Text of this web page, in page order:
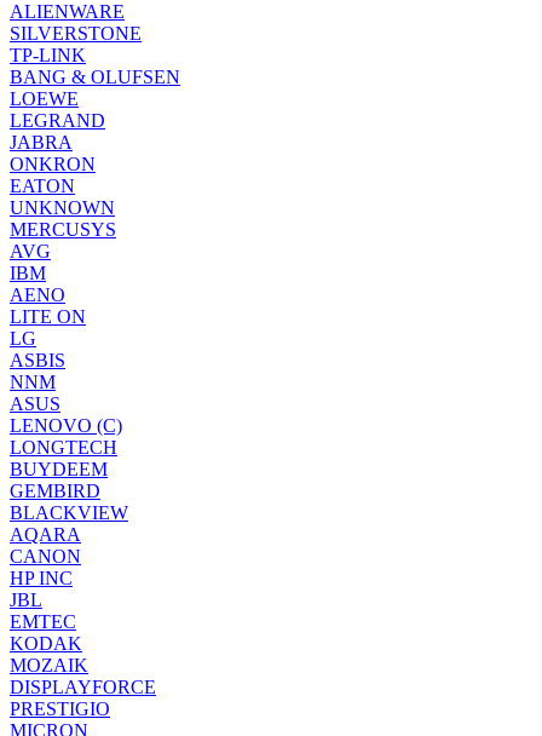
ALIENWARE
SILVERSTONE
TP-LINK
BANG & OLUFSEN
LOEWE
LEGRAND
JABRA
ONKRON
EATON
UNKNOWN
MERCUSYS
AVG
IBM
AENO
LITE ON
LG
ASBIS
NNM
ASUS
LENOVO (C)
LONGTECH
BUYDEEM
GEMBIRD
BLACKVIEW
AQARA
CANON
HP INC
JBL
EMTEC
KODAK
MOZAIK
DISPLAYFORCE
PRESTIGIO
MICRON